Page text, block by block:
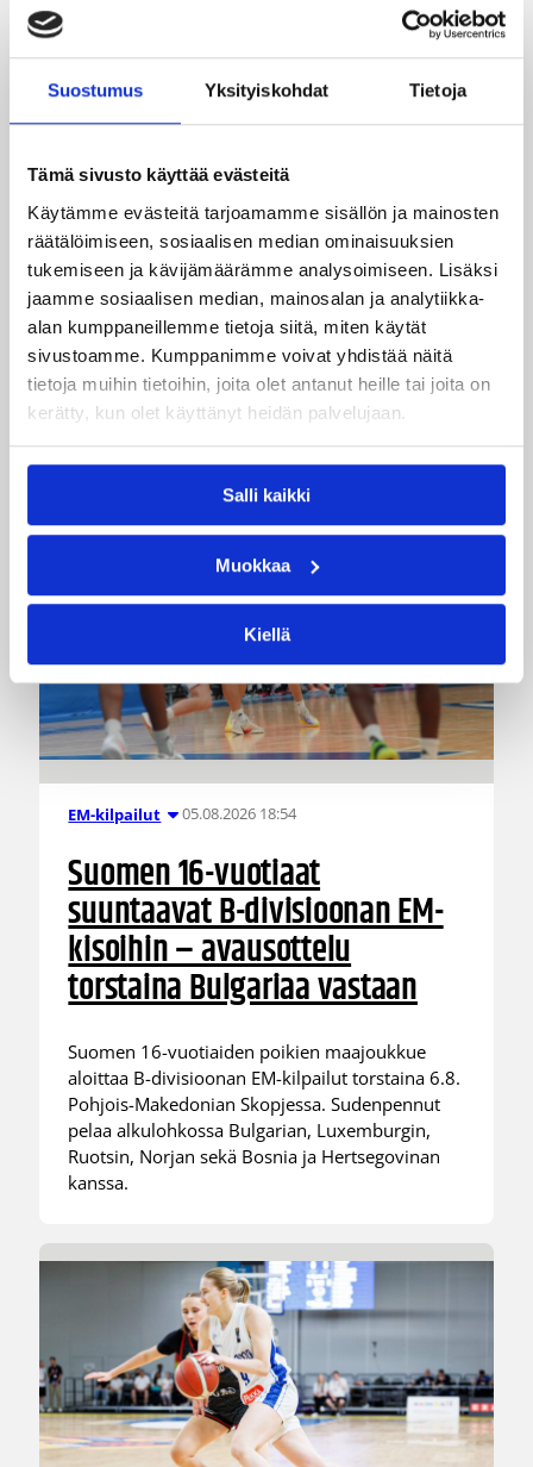
Suostumus Yksityiskohdat Tietoja
Tämä sivusto käyttää evästeitä
Käytämme evästeitä tarjoamamme sisällön ja mainosten
räätälöimiseen, sosiaalisen median ominaisuuksien
tukemiseen ja kävijämäärämme analysoimiseen. Lisäksi
jaamme sosiaalisen median, mainosalan ja analytiikka-
alan kumppaneillemme tietoja siitä, miten käytät
sivustoamme. Kumppanimme voivat yhdistää näitä
tietoja muihin tietoihin, joita olet antanut heille tai joita on
kerätty, kun olet käyttänyt heidän palvelujaan.
Salli kaikki
Muokkaa
Kiellä
Suomen 15-vuotiaat tytöt
voittivat Islannin Nordic Open -
turnauksen toisessa ottelussa
Suomen 15-vuotiaiden tyttöjen maajoukkue
jatkoi voittokulkuaan Lohjalla pelattavassa
Nordic Open -turnauksessa kaatamalla Islannin
vakuuttavasti 70–47. Sudenpennut kohtaa
huomenna turnauksen päätösottelussa Latvian
klo 15.
EM-kilpailut 05.08.2026 18:54
Suomen 16-vuotiaat
suuntaavat B-divisioonan EM-
kisoihin – avausottelu
torstaina Bulgariaa vastaan
Suomen 16-vuotiaiden poikien maajoukkue
aloittaa B-divisioonan EM-kilpailut torstaina 6.8.
Pohjois-Makedonian Skopjessa. Sudenpennut
pelaa alkulohkossa Bulgarian, Luxemburgin,
Ruotsin, Norjan sekä Bosnia ja Hertsegovinan
kanssa.